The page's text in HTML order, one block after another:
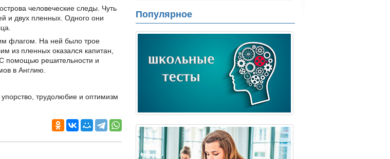
человеческие следы. Чуть
и двух пленных. Одного они
флагом. На ней было трое
из пленных оказался капитан,
С помощью решительности и
в Англию.
трудолюбие и оптимизм
Популярное